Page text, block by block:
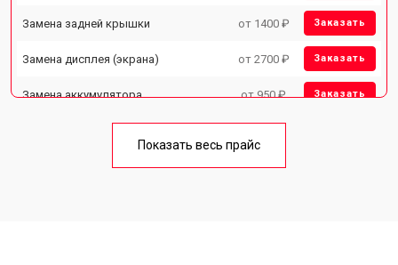
Замена задней крышки от 1400 ₽ Заказать
Замена дисплея (экрана) от 2700 ₽ Заказать
Замена аккумулятора от 950 ₽ Заказать
Ремонт цепи питания от 3200 ₽
Показать весь прайс